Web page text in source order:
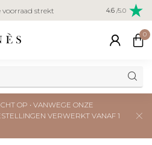
voorraad strekt Veilig
creditcard
4.6 /5.0
0
OP • VANWEGE ONZE
VERWERKT VANAF 1